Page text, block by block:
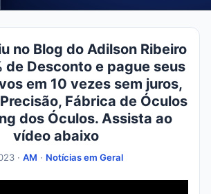
no Blog do Adilson Ribeiro
de Desconto e pague seus
em 10 vezes sem juros,
Fábrica de Óculos
dos Óculos. Assista ao
vídeo abaixo
· AM · Notícias em Geral